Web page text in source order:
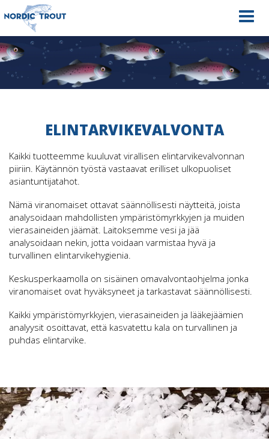
ELINTARVIKEVALVONTA
Kaikki tuotteemme kuuluvat virallisen elintarvikevalvonnan
piiriin. Käytännön työstä vastaavat erilliset ulkopuoliset
asiantuntijatahot.
Nämä viranomaiset ottavat säännöllisesti näytteitä, joista
analysoidaan mahdollisten ympäristömyrkkyjen ja muiden
vierasaineiden jäämät. Laitoksemme vesi ja jää
analysoidaan nekin, jotta voidaan varmistaa hyvä ja
turvallinen elintarvikehygienia.
Keskusperkaamolla on sisäinen omavalvontaohjelma jonka
viranomaiset ovat hyväksyneet ja tarkastavat säännöllisesti.
Kaikki ympäristömyrkkyjen, vierasaineiden ja lääkejäämien
analyysit osoittavat, että kasvatettu kala on turvallinen ja
puhdas elintarvike.